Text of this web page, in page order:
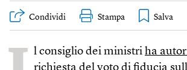
Condividi Stampa
l consiglio dei ministri ha